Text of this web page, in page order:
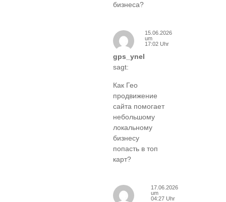
бизнеса?
gps_ynel
sagt:
15.06.2026
um
17:02 Uhr
Как Гео
продвижение
сайта помогает
небольшому
локальному
бизнесу
попасть в топ
карт?
17.06.2026
um
04:27 Uhr